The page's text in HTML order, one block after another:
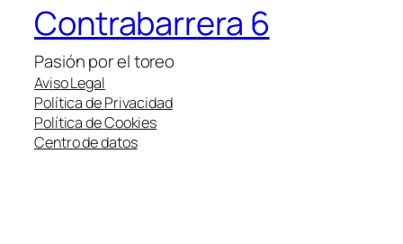
Contrabarrera 6
Pasión por el toreo
Aviso Legal
Política de Privacidad
Política de Cookies
Centro de datos